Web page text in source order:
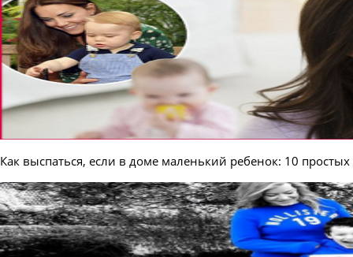
Как выспаться, если в доме маленький ребенок: 10